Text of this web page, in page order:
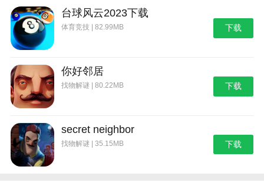
台球风云2023下载
体育竞技 | 82.99MB 下载
你好邻居
找物解谜 | 80.22MB 下载
secret neighbor
找物解谜 | 35.15MB 下载